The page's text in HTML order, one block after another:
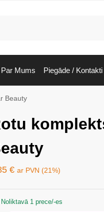
Par Mums Piegāde / Kontakti
Beauty
€ ar PVN (21%)
Noliktavā 1 prece/-es